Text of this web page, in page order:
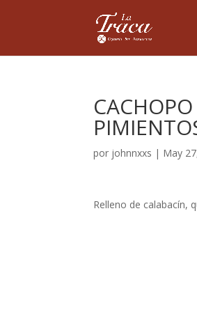
por johnnxxs | May
Relleno de calabacín,